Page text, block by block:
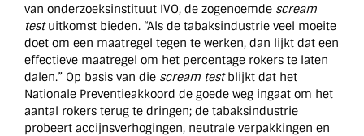
van onderzoeksinstituut IVO, de zogenoemde scream
testuitkomst bieden. “Als de tabaksindustrie veel moeite
doet om een maatregel tegen te werken, dan lijkt dat een
effectieve maatregel om het percentage rokers te laten
dalen.” Op basis van die scream testblijkt dat het
Nationale Preventieakkoord de goede weg ingaat om het
aantal rokers terug te dringen; de tabaksindustrie
probeert accijnsverhogingen, neutrale verpakkingen en